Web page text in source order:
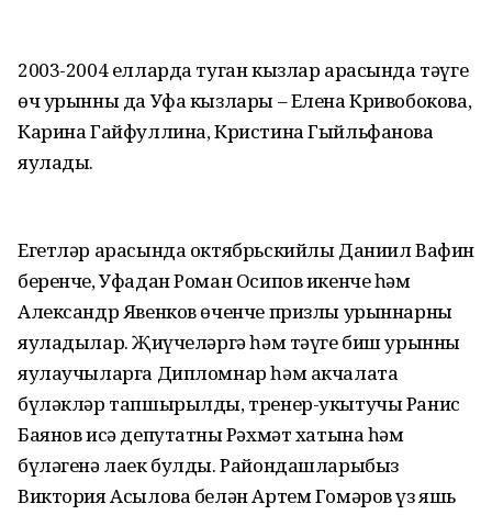
2003-2004 елларда туган кызлар арасында тәүге
өч урынны да Уфа кызлары – Елена Кривобокова,
Карина Гайфуллина, Кристина Гыйльфанова
яулады.
Егетләр арасында октябрьскийлы Даниил Вафин
беренче, Уфадан Роман Осипов икенче һәм
Александр Явенков өченче призлы урыннарны
яуладылар. Җиңүчеләргә һәм тәүге биш урынны
яулаучыларга Дипломнар һәм акчалата
бүләкләр тапшырылды, тренер-укытучы Ранис
Баянов исә депутатның Рәхмәт хатына һәм
бүләгенә лаек булды. Райондашларыбыз
Виктория Асылова белән Артем Гомәров үз яшь